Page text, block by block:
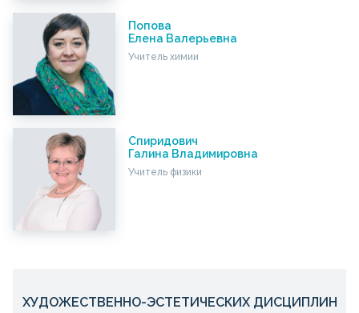
Попова
Елена Валерьевна
Учитель химии
Спиридович
Галина Владимировна
Учитель физики
ХУДОЖЕСТВЕННО-ЭСТЕТИЧЕСКИХ ДИСЦИПЛИН